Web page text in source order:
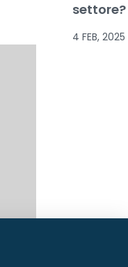
settore?
4 FEB, 2025